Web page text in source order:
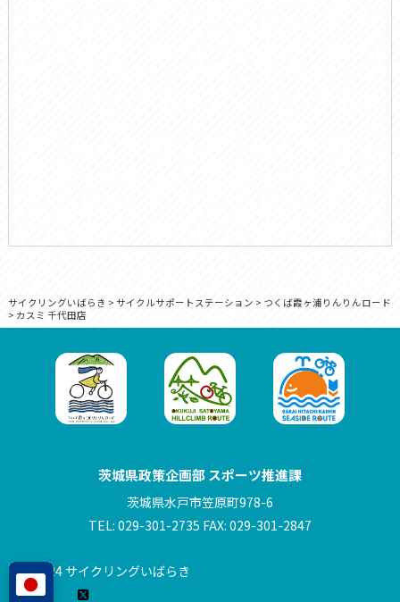
サイクリングいばらき > サイクルサポートステーション > つくば霞ヶ浦りんりんロード
> カスミ 千代田店
茨城県政策企画部 スポーツ推進課
茨城県水戸市笠原町978-6
TEL: 029-301-2735 FAX: 029-301-2847
© 2024 サイクリングいばらき